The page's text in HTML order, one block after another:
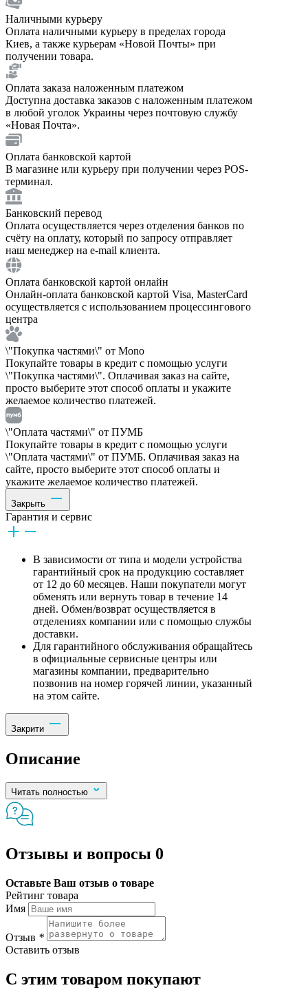
Наличными курьеру
Оплата наличными курьеру в пределах города
Киев, а также курьерам «Новой Почты» при
получении товара.
Оплата заказа наложенным платежом
Доступна доставка заказов с наложенным платежом
в любой уголок Украины через почтовую службу
«Новая Почта».
Оплата банковской картой
В магазине или курьеру при получении через POS-
терминал.
Банковский перевод
Оплата осуществляется через отделения банков по
счёту на оплату, который по запросу отправляет
наш менеджер на e-mail клиента.
Оплата банковской картой онлайн
Онлайн-оплата банковской картой Visa, MasterCard
осуществляется с использованием процессингового
центра
\"Покупка частями\" от Mono
Покупайте товары в кредит с помощью услуги
\"Покупка частями\". Оплачивая заказ на сайте,
просто выберите этот способ оплаты и укажите
желаемое количество платежей.
\"Оплата частями\" от ПУМБ
Покупайте товары в кредит с помощью услуги
\"Оплата частями\" от ПУМБ. Оплачивая заказ на
сайте, просто выберите этот способ оплаты и
укажите желаемое количество платежей.
Закрыть
Гарантия и сервис
В зависимости от типа и модели устройства
гарантийный срок на продукцию составляет
от 12 до 60 месяцев. Наши покупатели могут
обменять или вернуть товар в течение 14
дней. Обмен/возврат осуществляется в
отделениях компании или с помощью службы
доставки.
Для гарантийного обслуживания обращайтесь
в официальные сервисные центры или
магазины компании, предварительно
позвонив на номер горячей линии, указанный
на этом сайте.
Закрити
Описание
Читать полностью
Отзывы и вопросы 0
Оставьте Ваш отзыв о товаре
Рейтинг товара
Имя
Отзыв *
Оставить отзыв
С этим товаром покупают